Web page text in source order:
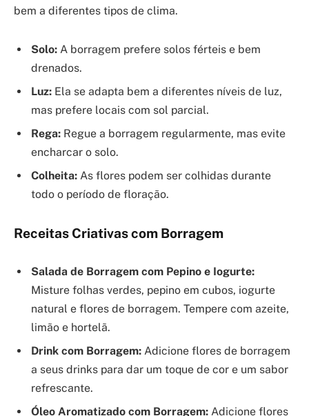
bem a diferentes tipos de clima.
Solo: A borragem prefere solos férteis e bem
drenados.
Luz: Ela se adapta bem a diferentes níveis de luz,
mas prefere locais com sol parcial.
Rega: Regue a borragem regularmente, mas evite
encharcar o solo.
Colheita: As flores podem ser colhidas durante
todo o período de floração.
Receitas Criativas com Borragem
Salada de Borragem com Pepino e Iogurte:
Misture folhas verdes, pepino em cubos, iogurte
natural e flores de borragem. Tempere com azeite,
limão e hortelã.
Drink com Borragem: Adicione flores de borragem
a seus drinks para dar um toque de cor e um sabor
refrescante.
Óleo Aromatizado com Borragem: Adicione flores